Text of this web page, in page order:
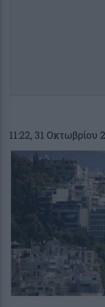
11:22, 31 Οκτωβρίου